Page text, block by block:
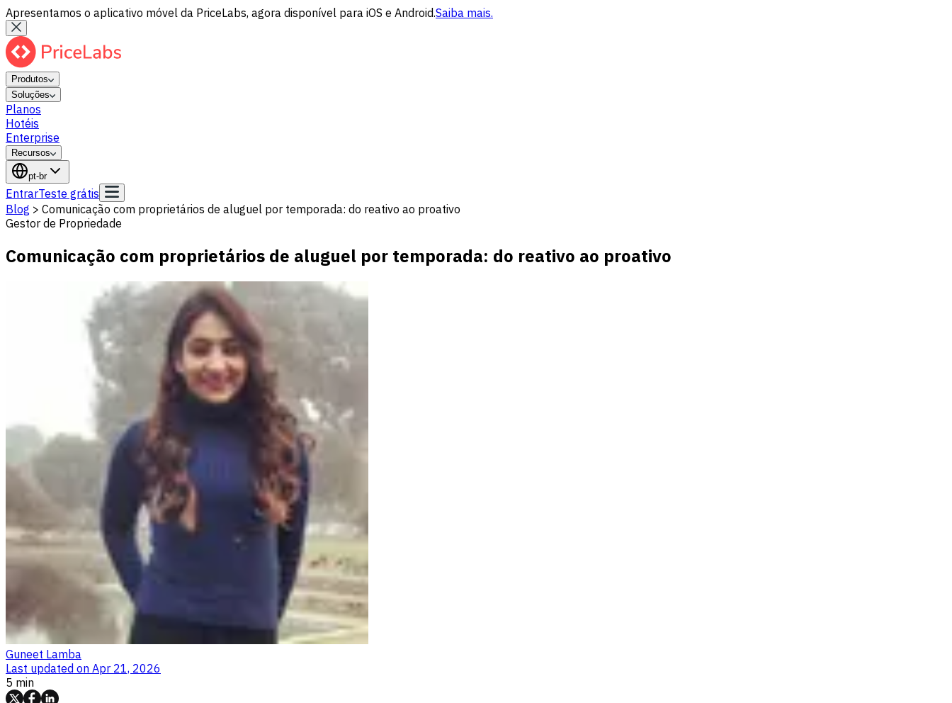
Apresentamos o aplicativo móvel da PriceLabs, agora disponível para iOS e Android.Saiba mais.
Produtos
Soluções
Planos
Hotéis
Enterprise
Recursos
pt-br
EntrarTeste grátis
Blog > Comunicação com proprietários de aluguel por temporada: do reativo ao proativo
Gestor de Propriedade
Comunicação com proprietários de aluguel por temporada: do reativo ao proativo
Guneet Lamba
Last updated on Apr 21, 2026
5 min